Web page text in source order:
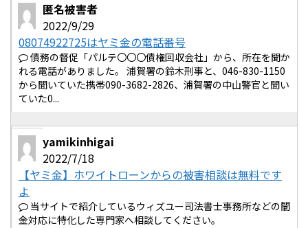
匿名被害者
2022/9/29
08074922725はヤミ金の電話番号
債務の督促「パルテ〇〇〇債権回収会社」から、所在を聞か
れる電話がありました。 浦賀署の鈴木刑事と、046-830-1150
から聞いていた携帯090-3682-2826、浦賀署の中山警官と聞い
ていた0...
yamikinhigai
2022/7/18
【ヤミ金】ホワイトローンからの被害相談は無料です
よ
当サイトで紹介しているウィズユー司法書士事務所などの闇
金対応に特化した専門家へ相談してください。